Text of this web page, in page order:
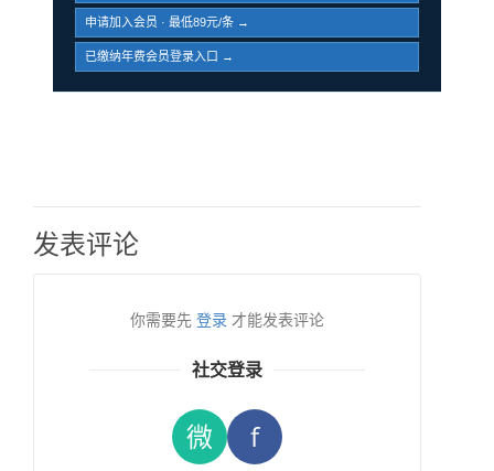
申请加入会员 · 最低89元/条 →
已缴纳年费会员登录入口 →
发表评论
你需要先 登录 才能发表评论
社交登录
微 f